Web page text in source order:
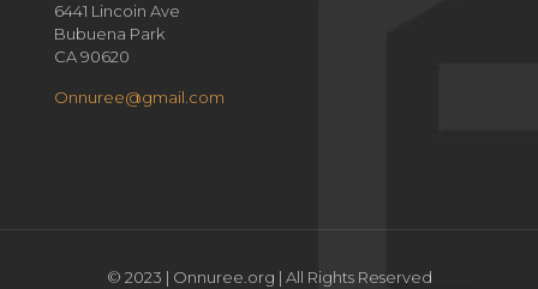
6441 Lincoin Ave
Bubuena Park
CA 90620
Onnuree@gmail.com
© 2023 | Onnuree.org | All Rights Reserved